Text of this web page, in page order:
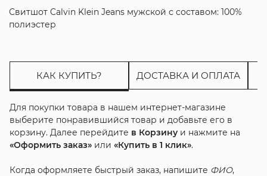
Свитшот Calvin Klein Jeans мужской с составом: 100%
полиэстер
КАК КУПИТЬ? ДОСТАВКА И ОПЛАТА
Для покупки товара в нашем интернет-магазине
выберите понравившийся товар и добавьте его в
корзину. Далее перейдите в Корзинуи нажмите на
«Оформить заказ»или «Купить в 1 клик».
Когда оформляете быстрый заказ, напишите ФИО,